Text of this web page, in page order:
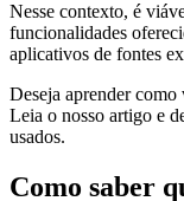
Nesse contexto, é
funcionalidades
aplicativos de fontes
Deseja aprender
Leia o nosso artigo e
usados.
Como saber